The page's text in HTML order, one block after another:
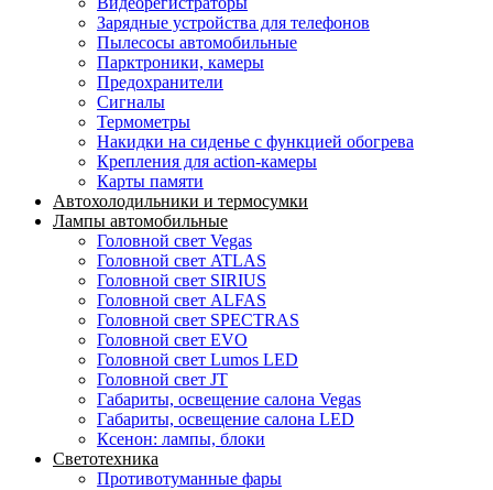
Зарядные устройства для телефонов
Пылесосы автомобильные
Парктроники, камеры
Предохранители
Сигналы
Термометры
Накидки на сиденье с функцией обогрева
Крепления для action-камеры
Карты памяти
Автохолодильники и термосумки
Лампы автомобильные
Головной свет Vegas
Головной свет ATLAS
Головной свет SIRIUS
Головной свет ALFAS
Головной свет SPECTRAS
Головной свет EVO
Головной свет Lumos LED
Головной свет JT
Габариты, освещение салона Vegas
Габариты, освещение салона LED
Ксенон: лампы, блоки
Светотехника
Противотуманные фары